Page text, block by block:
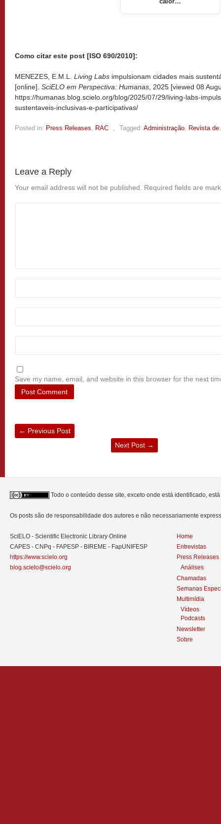
calor…
Como citar este post [ISO 690/2010]:
MENEZES, E.M.L. Living Labs impulsionam cidades mais
[online]. SciELO em Perspectiva: Humanas , 2025 [viewed 08
https://humanas.blog.scielo.org/blog/2025/07/29/living-labs-
sustentaveis-inclusivas-e-participativas/
Posted in: Press Releases RAC Tagged: Administração Revista
Leave a Reply
Your email address will not be published. Required fields are
Save my name, email, and website in this browser for the next
← Previous Post
Next Post →
Todo o conteúdo desse site, exceto onde está identificado,
Os posts são de responsabilidade dos autores e não necessariamente
SciELO - Scientific Electronic Library Online
CAPES - CNPq - FAPESP - BIREME - FapUNIFESP
https://www.scielo.org
blog.scielo@scielo.org
Home
Entrevistas
Press Releases
Análises
Chamadas
Semanas
Multimídia
Vídeos
Podcasts
Newsletter
Sobre